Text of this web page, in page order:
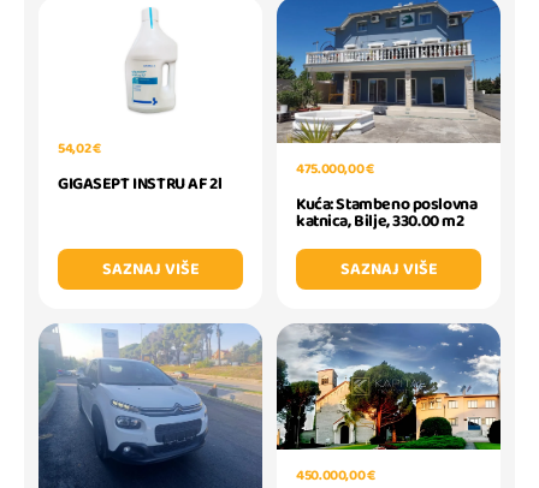
54,02 €
GIGASEPT INSTRU AF 2l
SAZNAJ VIŠE
475.000,00 €
Kuća: Stambeno poslovna
katnica, Bilje, 330.00 m2
SAZNAJ VIŠE
450.000,00 €